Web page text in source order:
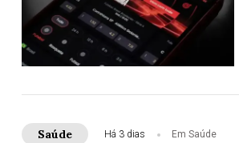
Saúde Há 3 dias Em Saúde